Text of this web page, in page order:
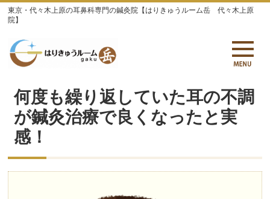
東京・代々木上原の耳鼻科専門の鍼灸院【はりきゅうルーム岳 代々木上原
院】
何度も繰り返していた耳の不調
が鍼灸治療で良くなったと実
感！